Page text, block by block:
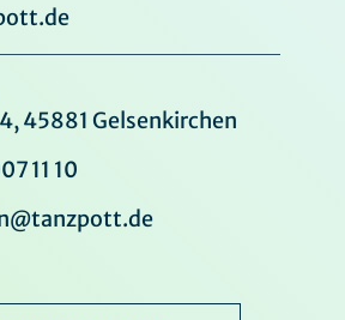
45881 Gelsenkirchen
11 10